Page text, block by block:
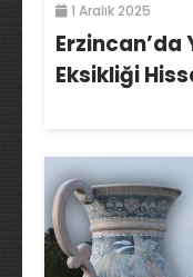
1 Aralık 2025
Erzincan’da
Eksikliği